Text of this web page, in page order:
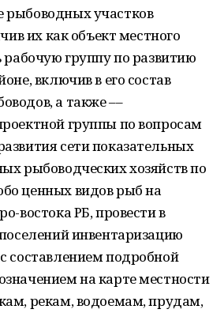
рыбоводных участков
их как объект местного
рабочую группу по развитию
включив в его состав
а также ––
группы по вопросам
сети показательных
рыбоводческих хозяйств по
ценных видов рыб на
востока РБ, провести в
инвентаризацию
составлением подробной
на карте местности
рекам, водоемам, прудам,